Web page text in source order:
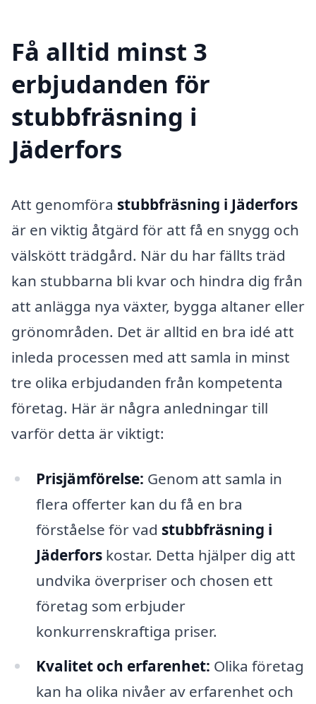
Få alltid minst 3
erbjudanden för
stubbfräsning i
Jäderfors
Att genomföra stubbfräsning i Jäderfors
är en viktig åtgärd för att få en snygg och
välskött trädgård. När du har fällts träd
kan stubbarna bli kvar och hindra dig från
att anlägga nya växter, bygga altaner eller
grönområden. Det är alltid en bra idé att
inleda processen med att samla in minst
tre olika erbjudanden från kompetenta
företag. Här är några anledningar till
varför detta är viktigt:
Prisjämförelse: Genom att samla in
flera offerter kan du få en bra
förståelse för vad stubbfräsning i
Jäderforskostar. Detta hjälper dig att
undvika överpriser och chosen ett
företag som erbjuder
konkurrenskraftiga priser.
Kvalitet och erfarenhet: Olika företag
kan ha olika nivåer av erfarenhet och